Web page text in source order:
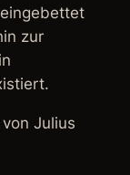
zur
Julius